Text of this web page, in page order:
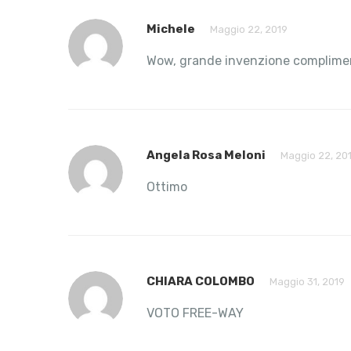
Michele Maggio 22, 2019
Wow, grande invenzione
Angela Rosa Meloni Maggio 22,
Ottimo
CHIARA COLOMBO Maggio 31, 2019
VOTO FREE-WAY